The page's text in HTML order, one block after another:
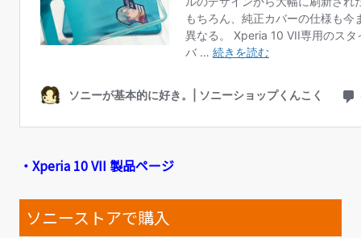
・Xperia 10 VII 製品ページ
ソニーストアで購入